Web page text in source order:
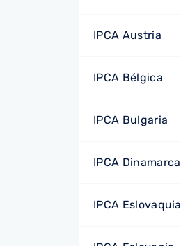
IPCA Austria
IPCA Bélgica
IPCA Bulgaria
IPCA Dinamarca
IPCA Eslovaquia